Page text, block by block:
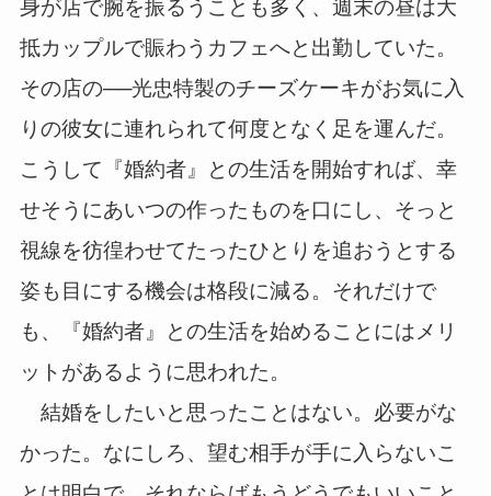
身が店で腕を振るうことも多く、週末の昼は大
抵カップルで賑わうカフェへと出勤していた。
その店の──光忠特製のチーズケーキがお気に入
りの彼女に連れられて何度となく足を運んだ。
こうして『婚約者』との生活を開始すれば、幸
せそうにあいつの作ったものを口にし、そっと
視線を彷徨わせてたったひとりを追おうとする
姿も目にする機会は格段に減る。それだけで
も、『婚約者』との生活を始めることにはメリ
ットがあるように思われた。
結婚をしたいと思ったことはない。必要がな
かった。なにしろ、望む相手が手に入らないこ